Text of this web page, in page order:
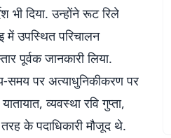
भी दिया. उन्होंने रूट रिले
में उपस्थित परिचालन
पूर्वक जानकारी लिया.
समय पर अत्याधुनिकीकरण पर
व्यवस्था रवि गुप्ता,
के पदाधिकारी मौजूद थे.